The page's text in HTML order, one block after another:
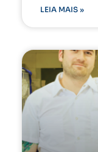
LEIA MAIS »